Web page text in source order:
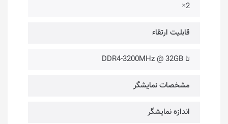
2×
قابلیت ارتقاء
تا DDR4-3200MHz @ 32GB
مشخصات نمایشگر
اندازه نمایشگر